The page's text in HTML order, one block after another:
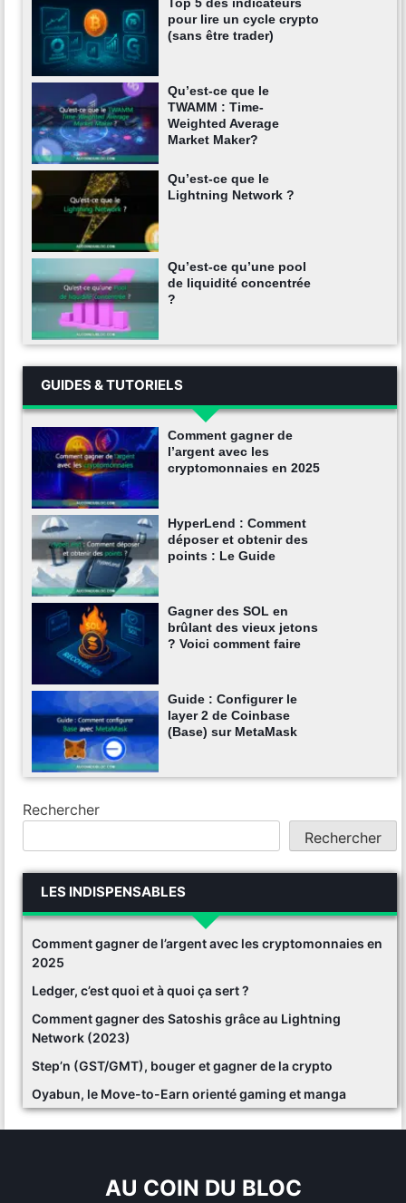
Top 5 des indicateurs
pour lire un cycle crypto
(sans être trader)
Qu’est-ce que le
TWAMM : Time-
Weighted Average
Market Maker?
Qu’est-ce que le
Lightning Network ?
Qu’est-ce qu’une pool
de liquidité concentrée
?
GUIDES & TUTORIELS
Comment gagner de
l’argent avec les
cryptomonnaies en 2025
HyperLend : Comment
déposer et obtenir des
points : Le Guide
Gagner des SOL en
brûlant des vieux jetons
? Voici comment faire
Guide : Configurer le
layer 2 de Coinbase
(Base) sur MetaMask
Rechercher
Rechercher
LES INDISPENSABLES
Comment gagner de l’argent avec les cryptomonnaies en
2025
Ledger, c’est quoi et à quoi ça sert ?
Comment gagner des Satoshis grâce au Lightning
Network (2023)
Step’n (GST/GMT), bouger et gagner de la crypto
Oyabun, le Move-to-Earn orienté gaming et manga
AU COIN DU BLOC